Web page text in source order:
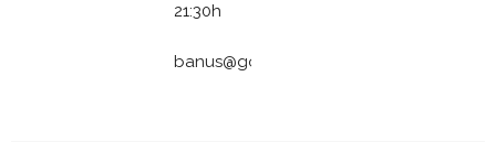
21:30h
banus@gomezymolina.com